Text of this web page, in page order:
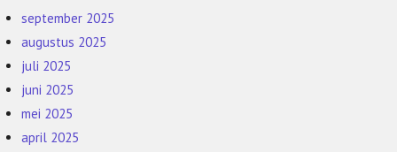
september 2025
augustus 2025
juli 2025
juni 2025
mei 2025
april 2025